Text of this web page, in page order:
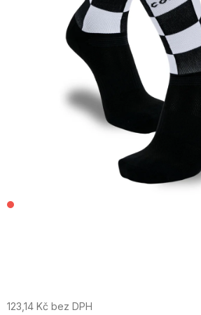
123,14 Kč bez DPH